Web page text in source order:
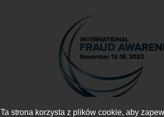
Ta strona korzysta z plików cookie, aby